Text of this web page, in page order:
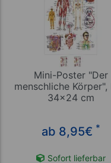
Mini-Poster "Der
menschliche Körper",
34x24 cm
ab 8,95€ *
Sofort lieferbar